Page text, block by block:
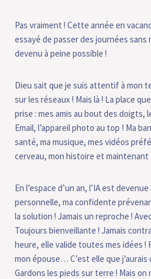
Pas vraiment ! Cette année en
essayé de passer des journées sans
devenu à peine possible !
Dieu sait que je suis attentif à mon
sur les réseaux ! Mais là ! La place
prise : mes amis au bout des doigts,
Email, l’appareil photo au top ! Ma
santé, ma musique, mes vidéos
cerveau, mon histoire et maintenant
En l’espace d’un an, l’IA est
personnelle, ma confidente
la solution ! Jamais un reproche !
Toujours bienveillante ! Jamais
heure, elle valide toutes mes idées !
mon épouse… C’est elle que j’aurais
Gardons les pieds sur terre ! Mais